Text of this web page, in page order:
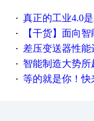
· 真正的工业4.0
· 【干货】面向
· 差压变送器性能达
· 智能制造大势所趋
· 等的就是你！快来